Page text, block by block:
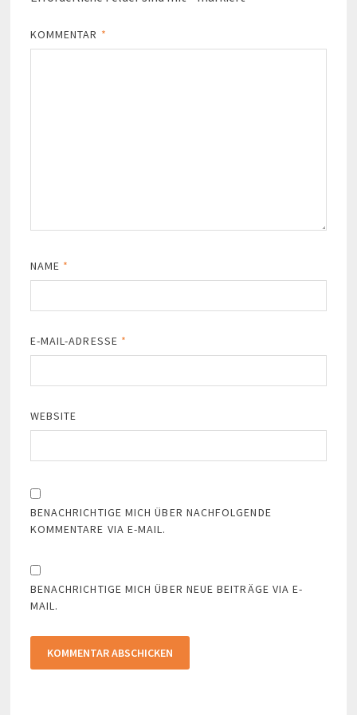
KOMMENTAR *
NAME *
E-MAIL-ADRESSE *
WEBSITE
BENACHRICHTIGE MICH ÜBER NACHFOLGENDE
KOMMENTARE VIA E-MAIL.
BENACHRICHTIGE MICH ÜBER NEUE BEITRÄGE VIA E-
MAIL.